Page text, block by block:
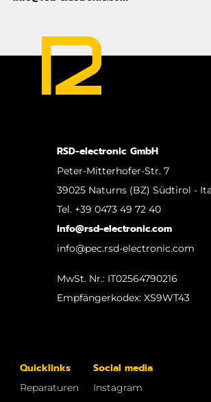
RSD-electronic GmbH
Peter-Mitterhofer-Str. 7
39025 Naturns (BZ) Südtirol -
Tel. +39 0473 49 72 40
info@rsd-electronic.com
info@pec.rsd-electronic.com
MwSt. Nr.: IT02564790216
Empfängerkodex: XS9WT43
Quicklinks
Reparaturen
Social media
Instagram